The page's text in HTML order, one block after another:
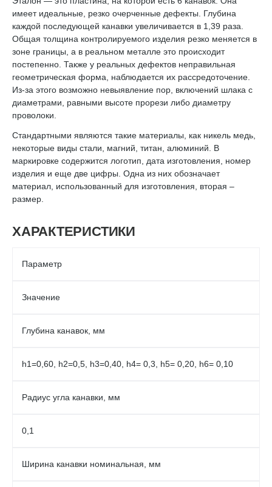
имеет идеальные, резко очерченные дефекты. Глубина
каждой последующей канавки увеличивается в 1,39 раза.
Общая толщина контролируемого изделия резко меняется в
зоне границы, а в реальном металле это происходит
постепенно. Также у реальных дефектов неправильная
геометрическая форма, наблюдается их рассредоточение.
Из-за этого возможно невыявление пор, включений шлака с
диаметрами, равными высоте прорези либо диаметру
проволоки.
Стандартными являются такие материалы, как никель медь,
некоторые виды стали, магний, титан, алюминий. В
маркировке содержится логотип, дата изготовления, номер
изделия и еще две цифры. Одна из них обозначает
материал, использованный для изготовления, вторая –
размер.
ХАРАКТЕРИСТИКИ
Параметр
Значение
Глубина канавок, мм
h1=0,60, h2=0,5, h3=0,40, h4= 0,3, h5= 0,20, h6= 0,10
Радиус угла канавки, мм
0,1
Ширина канавки номинальная, мм